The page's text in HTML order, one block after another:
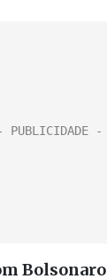
Bolsonaro